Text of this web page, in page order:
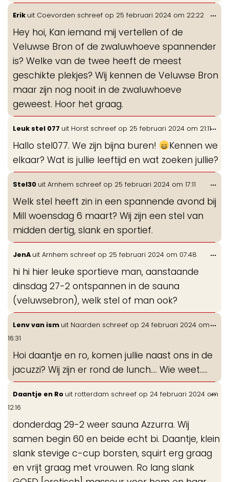
Erik uit Coevorden schreef op 25 februari 2024 om 22:22
Hey hoi, Kan iemand mij vertellen of de
Veluwse Bron of de zwaluwhoeve spannender
is? Welke van de twee heeft de meest
geschikte plekjes? Wij kennen de Veluwse Bron
maar zijn nog nooit in de zwaluwhoeve
geweest. Hoor het graag.
...
Leuk stel 077 uit Horst schreef op 25 februari 2024 om 21:11
Hallo stel077. We zijn bijna buren!
Kennen we
elkaar? Wat is jullie leeftijd en wat zoeken jullie?
...
Stel30 uit Arnhem schreef op 25 februari 2024 om 17:11
Welk stel heeft zin in een spannende avond bij
Mill woensdag 6 maart? Wij zijn een stel van
midden dertig, slank en sportief.
...
JenA uit Arnhem schreef op 25 februari 2024 om 07:48
hi hi hier leuke sportieve man, aanstaande
dinsdag 27-2 ontspannen in de sauna
(veluwsebron), welk stel of man ook?
...
Lenv van ism uit Naarden schreef op 24 februari 2024 om
16:31
Hoi daantje en ro, komen jullie naast ons in de
jacuzzi? Wij zijn er rond de lunch…. Wie weet…..
...
Daantje en Ro uit rotterdam schreef op 24 februari 2024 om
12:16
donderdag 29-2 weer sauna Azzurra. Wij
samen begin 60 en beide echt bi. Daantje, klein
slank stevige c-cup borsten, squirt erg graag
en vrijt graag met vrouwen. Ro lang slank
...